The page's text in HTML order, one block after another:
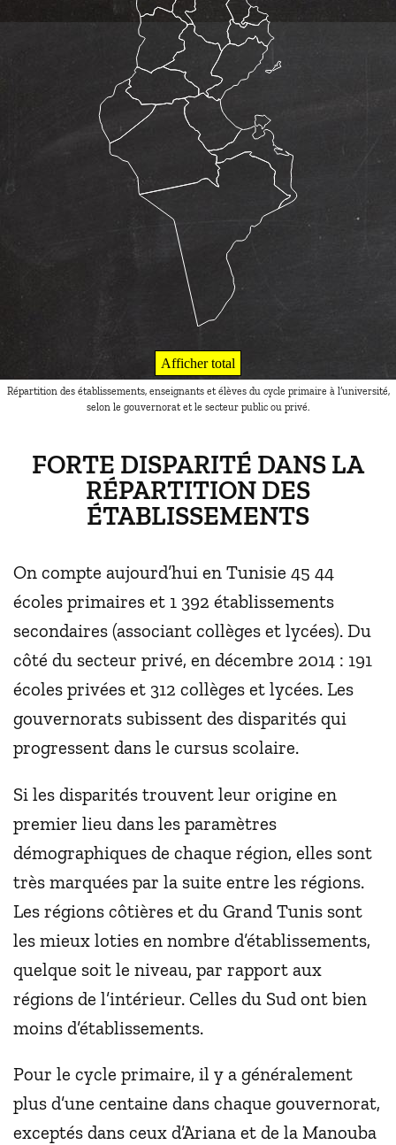
Afficher total
Répartition des établissements, enseignants et élèves du cycle primaire à l’université,
selon le gouvernorat et le secteur public ou privé.
FORTE DISPARITÉ DANS LA
RÉPARTITION DES
ÉTABLISSEMENTS
On compte aujourd’hui en Tunisie 45 44
écoles primaires et 1 392 établissements
secondaires (associant collèges et lycées). Du
côté du secteur privé, en décembre 2014 : 191
écoles privées et 312 collèges et lycées. Les
gouvernorats subissent des disparités qui
progressent dans le cursus scolaire.
Si les disparités trouvent leur origine en
premier lieu dans les paramètres
démographiques de chaque région, elles sont
très marquées par la suite entre les régions.
Les régions côtières et du Grand Tunis sont
les mieux loties en nombre d’établissements,
quelque soit le niveau, par rapport aux
régions de l’intérieur. Celles du Sud ont bien
moins d’établissements.
Pour le cycle primaire, il y a généralement
plus d’une centaine dans chaque gouvernorat,
exceptés dans ceux d’Ariana et de la Manouba